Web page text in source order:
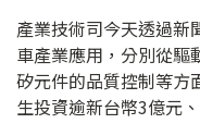
產業技術司今天透過新
車產業應用，分別從驅
矽元件的品質控制等方
生投資逾新台幣3億元